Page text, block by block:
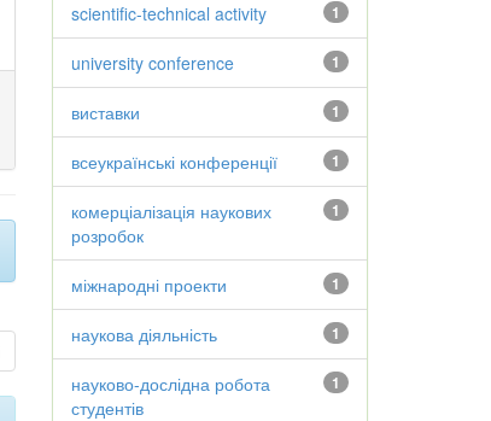
1
scientific-technical activity
1
university conference
1
виставки
1
всеукраїнські конференції
1
комерціалізація наукових
розробок
1
міжнародні проекти
1
наукова діяльність
1
науково-дослідна робота
студентів